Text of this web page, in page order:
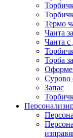
Термо
Чанта
Чанта
Торба
Сурово
Запас